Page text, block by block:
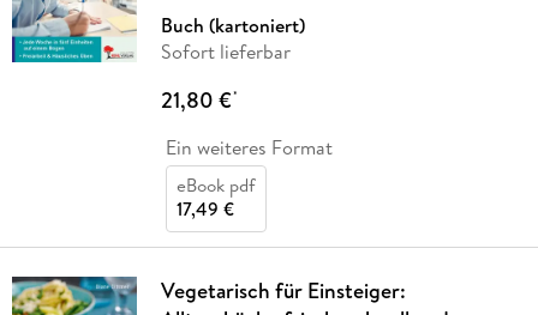
Buch (kartoniert)
Sofort lieferbar
21,80 €*
Ein weiteres Format
eBook pdf
17,49 €
Vegetarisch für Einsteiger: